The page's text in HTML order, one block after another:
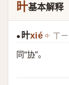
旪基本解释
● 旪xié ㄒ
同“协”。